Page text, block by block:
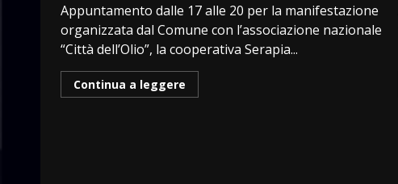
Appuntamento dalle 17 alle 20 per la manifestazione
organizzata dal Comune con l’associazione nazionale
“Città dell’Olio”, la cooperativa Serapia...
Continua a leggere